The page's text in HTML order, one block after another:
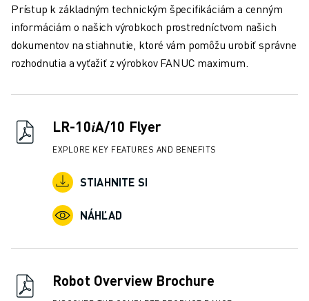
KONTAKT
KONTAKT
LOKALITY
IMPRESUM
Prístup k základným technickým špecifikáciám a cenným
informáciám o našich výrobkoch prostredníctvom našich
dokumentov na stiahnutie, ktoré vám pomôžu urobiť správne
rozhodnutia a vyťažiť z výrobkov FANUC maximum.
LR-10𝑖A/10 Flyer
EXPLORE KEY FEATURES AND BENEFITS
STIAHNITE SI
NÁHĽAD
Robot Overview Brochure